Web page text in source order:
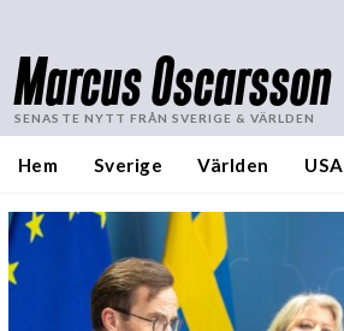
Marcus Oscarsson
SENASTE NYTT FRÅN SVERIGE & VÄRLDEN
Hem Sverige Världen USA